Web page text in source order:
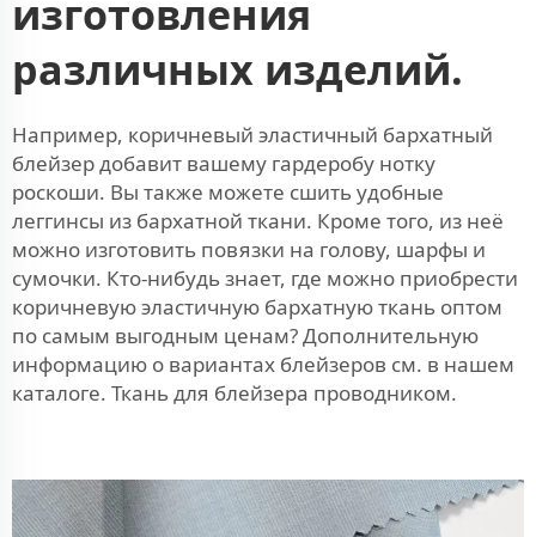
изготовления
различных изделий.
Например, коричневый эластичный бархатный
блейзер добавит вашему гардеробу нотку
роскоши. Вы также можете сшить удобные
леггинсы из бархатной ткани. Кроме того, из неё
можно изготовить повязки на голову, шарфы и
сумочки. Кто-нибудь знает, где можно приобрести
коричневую эластичную бархатную ткань оптом
по самым выгодным ценам? Дополнительную
информацию о вариантах блейзеров см. в нашем
каталоге. Ткань для блейзера проводником.